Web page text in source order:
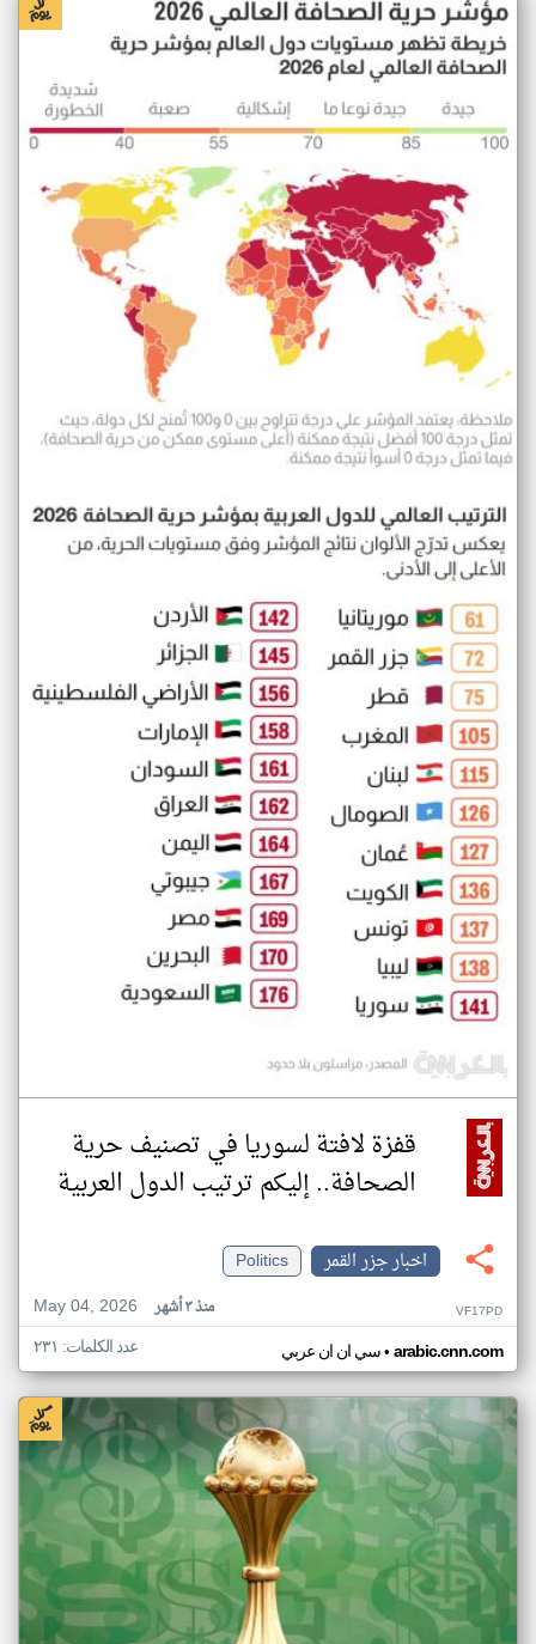
قفزة لافتة لسوريا في تصنيف حرية
الصحافة.. إليكم ترتيب الدول العربية
اخبار جزر القمر
Politics
May 04, 2026
منذ ٣ أشهر VF17PD
سي ان ان عربي• arabic.cnn.com عدد الكلمات: ٢٣١